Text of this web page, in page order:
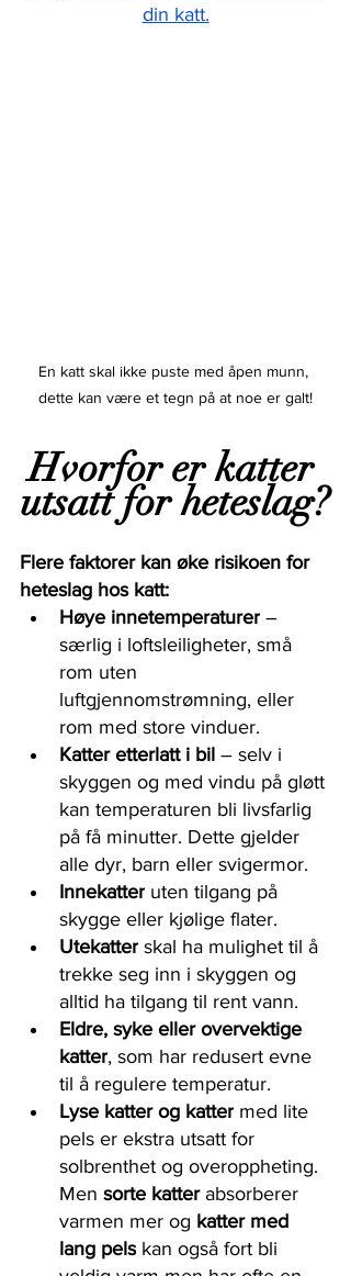
din katt.
En katt skal ikke puste med åpen munn,
dette kan være et tegn på at noe er galt!
Hvorfor er katter
utsatt for heteslag?
Flere faktorer kan øke risikoen for
heteslag hos katt:
Høye innetemperaturer –
særlig i loftsleiligheter, små
rom uten
luftgjennomstrømning, eller
rom med store vinduer.
Katter etterlatt i bil – selv i
skyggen og med vindu på gløtt
kan temperaturen bli livsfarlig
på få minutter. Dette gjelder
alle dyr, barn eller svigermor.
Innekatter uten tilgang på
skygge eller kjølige flater.
Utekatter skal ha mulighet til å
trekke seg inn i skyggen og
alltid ha tilgang til rent vann.
Eldre, syke eller overvektige
katter, som har redusert evne
til å regulere temperatur.
Lyse katter og katter med lite
pels er ekstra utsatt for
solbrenthet og overoppheting.
Men sorte katter absorberer
varmen mer og katter med
lang pels kan også fort bli